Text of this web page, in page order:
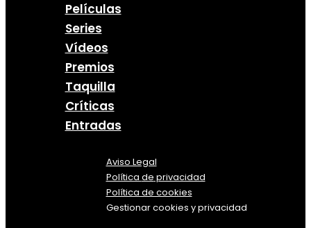
Películas
Series
Vídeos
Premios
Taquilla
Críticas
Entradas
Aviso Legal
Política de privacidad
Política de cookies
Gestionar cookies y privacidad